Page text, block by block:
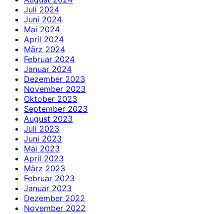
Juli 2024
Juni 2024
Mai 2024
April 2024
März 2024
Februar 2024
Januar 2024
Dezember 2023
November 2023
Oktober 2023
September 2023
August 2023
Juli 2023
Juni 2023
Mai 2023
April 2023
März 2023
Februar 2023
Januar 2023
Dezember 2022
November 2022